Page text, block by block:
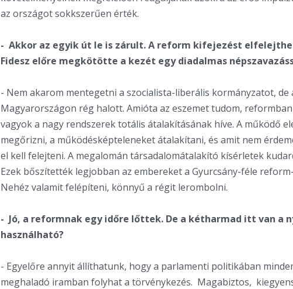
az országot sokkszerűen érték.
- Akkor az egyik út le is zárult. A reform kifejezést
Fidesz előre megkötötte a kezét egy diadalmas
- Nem akarom mentegetni a szocialista-liberális kormányzatot, de
Magyarországon rég halott. Amióta az eszemet tudom,
vagyok a nagy rendszerek totális átalakításának híve. A működő
megőrizni, a működésképteleneket átalakítani, és amit nem
el kell felejteni. A megalomán társadalomátalakító kísérletek
Ezek bőszítették legjobban az embereket a Gyurcsány-féle
Nehéz valamit felépíteni, könnyű a régit lerombolni.
- Jó, a reformnak egy időre lőttek. De a kétharmad itt van a
használható?
- Egyelőre annyit állíthatunk, hogy a parlamenti politikában
meghaladó iramban folyhat a törvénykezés. Magabiztos,